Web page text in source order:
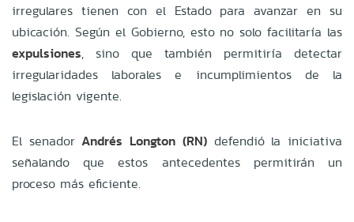
irregulares tienen con el Estado para avanzar en su
ubicación. Según el Gobierno, esto no solo facilitaría las
expulsiones, sino que también permitiría detectar
irregularidades laborales e incumplimientos de la
legislación vigente.
El senadorAndrés Longton (RN)defendió la iniciativa
señalando que estos antecedentes permitirán un
proceso más eficiente.